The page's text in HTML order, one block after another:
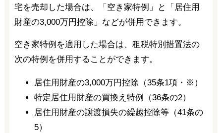
宅を売却した場合は、「空き家特例」と「居住用
財産の3,000万円控除」などが併用できます。
空き家特例を適用した場合は、租税特別措置法の
次の特例を併用することができます。
居住用財産の3,000万円控除（35条1項・※）
特定居住用財産の買換え特例（36条の2）
居住用財産の譲渡損失の繰越控除等（41条の
5）